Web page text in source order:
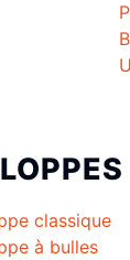
classique
à bulles